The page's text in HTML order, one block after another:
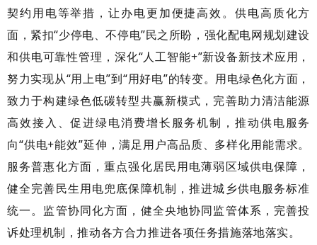
契约用电等举措，让办电更加便捷高效。供电高质化方
面，紧扣“少停电、不停电”民之所盼，强化配电网规划建设
和供电可靠性管理，深化“人工智能+”新设备新技术应用，
努力实现从“用上电”到“用好电”的转变。用电绿色化方面，
致力于构建绿色低碳转型共赢新模式，完善助力清洁能源
高效接入、促进绿电消费增长服务机制，推动供电服务
向“供电+能效”延伸，满足用户高品质、多样化用能需求。
服务普惠化方面，重点强化居民用电薄弱区域供电保障，
健全完善民生用电兜底保障机制，推进城乡供电服务标准
统一。监管协同化方面，健全央地协同监管体系，完善投
诉处理机制，推动各方合力推进各项任务措施落地落实。